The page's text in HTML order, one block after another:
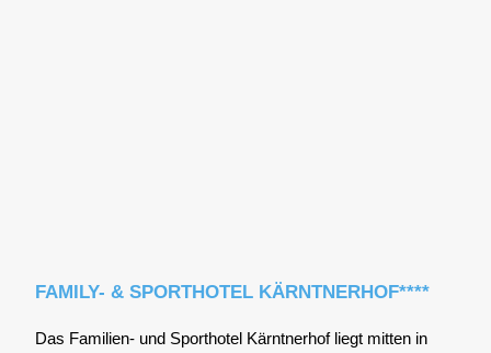
FAMILY- & SPORTHOTEL KÄRNTNERHOF****
Das Fami­li­en- und Sport­ho­tel Kärnt­ner­hof liegt mit­ten in